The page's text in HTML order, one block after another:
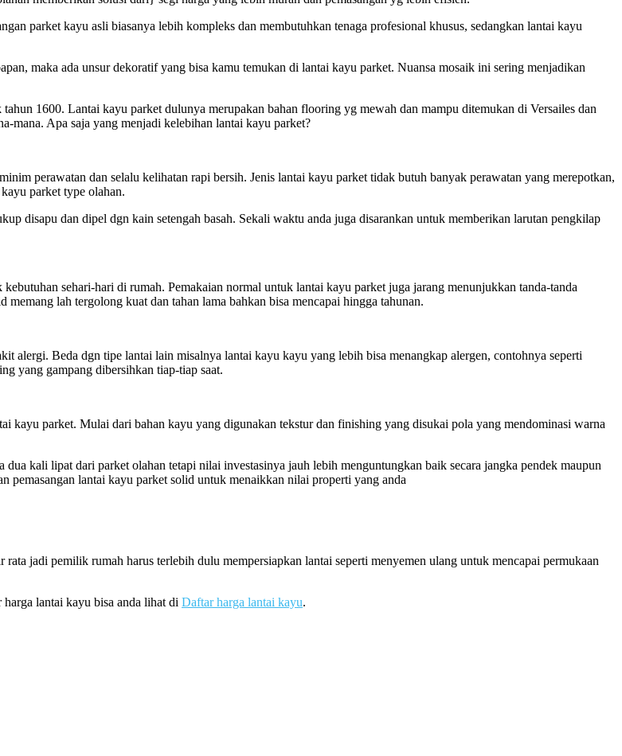
parket kayu asli biasanya lebih kompleks dan membutuhkan tenaga profesional khusus, sedangkan lantai kayu
maka ada unsur dekoratif yang bisa kamu temukan di lantai kayu parket. Nuansa mosaik ini sering menjadikan
1600. Lantai kayu parket dulunya merupakan bahan flooring yg mewah dan mampu ditemukan di Versailes dan
mana. Apa saja yang menjadi kelebihan lantai kayu parket?
perawatan dan selalu kelihatan rapi bersih. Jenis lantai kayu parket tidak butuh banyak perawatan yang merepotkan,
parket type olahan.
disapu dan dipel dgn kain setengah basah. Sekali waktu anda juga disarankan untuk memberikan larutan pengkilap
sehari-hari di rumah. Pemakaian normal untuk lantai kayu parket juga jarang menunjukkan tanda-tanda
lah tergolong kuat dan tahan lama bahkan bisa mencapai hingga tahunan.
alergi. Beda dgn tipe lantai lain misalnya lantai kayu kayu yang lebih bisa menangkap alergen, contohnya seperti
yang gampang dibersihkan tiap-tiap saat.
kayu parket. Mulai dari bahan kayu yang digunakan tekstur dan finishing yang disukai pola yang mendominasi warna
kali lipat dari parket olahan tetapi nilai investasinya jauh lebih menguntungkan baik secara jangka pendek maupun
pemasangan lantai kayu parket solid untuk menaikkan nilai properti yang anda
jadi pemilik rumah harus terlebih dulu mempersiapkan lantai seperti menyemen ulang untuk mencapai permukaan
harga lantai kayu bisa anda lihat di Daftar harga lantai kayu.